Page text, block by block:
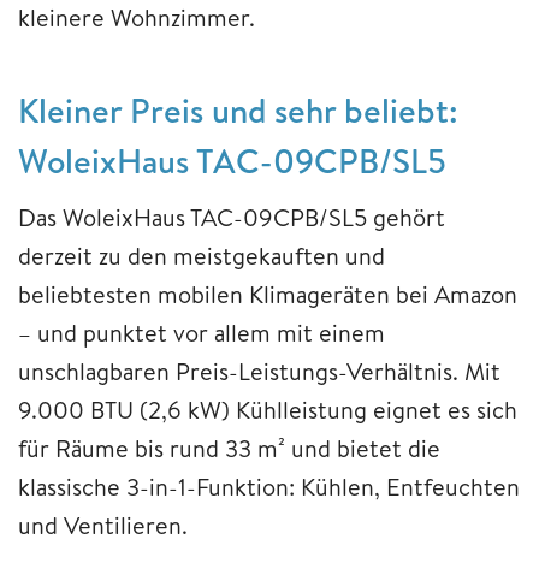
kleinere Wohnzimmer.
Kleiner Preis und sehr beliebt:
WoleixHaus TAC-09CPB/SL5
Das WoleixHaus TAC-09CPB/SL5 gehört
derzeit zu den meistgekauften und
beliebtesten mobilen Klimageräten bei Amazon
– und punktet vor allem mit einem
unschlagbaren Preis-Leistungs-Verhältnis. Mit
9.000 BTU (2,6 kW) Kühlleistung eignet es sich
für Räume bis rund 33 m² und bietet die
klassische 3-in-1-Funktion: Kühlen, Entfeuchten
und Ventilieren.